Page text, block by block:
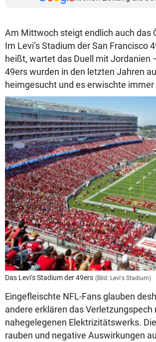
Am Mittwoch steigt endlich auch das
Im Levi‘s Stadium der San Francisco
heißt, wartet das Duell mit Jordanien
49ers wurden in den letzten Jahren
heimgesucht und es erwischte immer
Das Levi‘s Stadium der 49ers (Bild: Levi's Stadium)
Eingefleischte NFL-Fans glauben
andere erklären das
nahegelegenen Elektrizitätswerks.
rauben und negative Auswirkungen